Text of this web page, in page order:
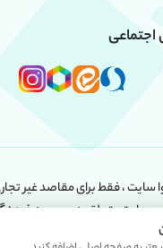
اجتماعی
سایت ، فقط برای مقاصد غیر
سایت متعلق بهموسسه